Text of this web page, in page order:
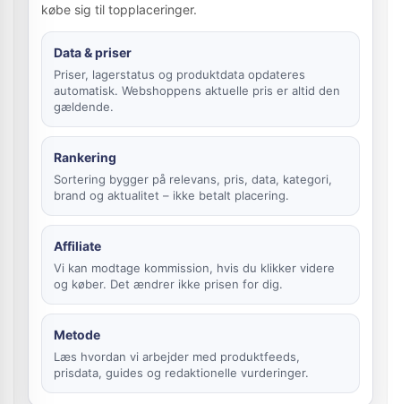
købe sig til topplaceringer.
Data & priser
Priser, lagerstatus og produktdata opdateres
automatisk. Webshoppens aktuelle pris er altid den
gældende.
Rankering
Sortering bygger på relevans, pris, data, kategori,
brand og aktualitet – ikke betalt placering.
Affiliate
Vi kan modtage kommission, hvis du klikker videre
og køber. Det ændrer ikke prisen for dig.
Metode
Læs hvordan vi arbejder med produktfeeds,
prisdata, guides og redaktionelle vurderinger.